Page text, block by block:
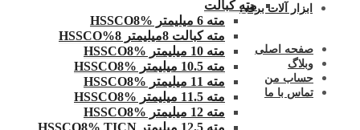
ابزار آلات برقی
صفحه اصلی
وبلاگ
حساب من
تماس با ما
مته کبالت
مته 6 میلیمتر HSSCO8%
مته کبالت 8میلیمتر 8%HSSCO
مته 10 میلیمتر HSSCO8%
مته 10.5 میلیمتر HSSCO8%
مته 11 میلیمتر HSSCO8%
مته 11.5 میلیمتر HSSCO8%
مته 12 میلیمتر HSSCO8%
مته 12.5 میلیمتر HSSCO8% TICN